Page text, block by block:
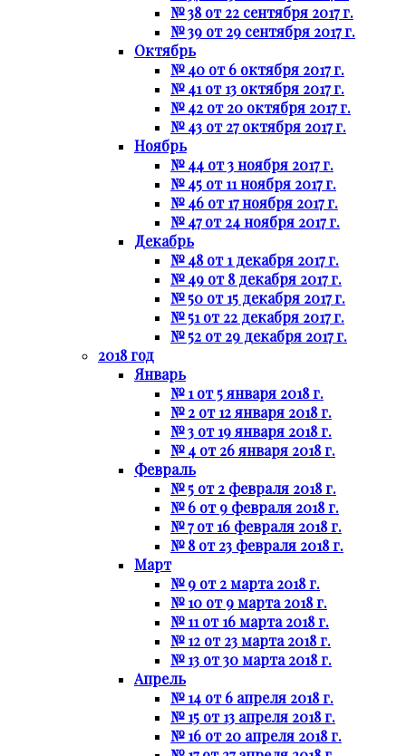
№ 38 от 22 сентября 2017 г.
№ 39 от 29 сентября 2017 г.
Октябрь
№ 40 от 6 октября 2017 г.
№ 41 от 13 октября 2017 г.
№ 42 от 20 октября 2017 г.
№ 43 от 27 октября 2017 г.
Ноябрь
№ 44 от 3 ноября 2017 г.
№ 45 от 11 ноября 2017 г.
№ 46 от 17 ноября 2017 г.
№ 47 от 24 ноября 2017 г.
Декабрь
№ 48 от 1 декабря 2017 г.
№ 49 от 8 декабря 2017 г.
№ 50 от 15 декабря 2017 г.
№ 51 от 22 декабря 2017 г.
№ 52 от 29 декабря 2017 г.
2018 год
Январь
№ 1 от 5 января 2018 г.
№ 2 от 12 января 2018 г.
№ 3 от 19 января 2018 г.
№ 4 от 26 января 2018 г.
Февраль
№ 5 от 2 февраля 2018 г.
№ 6 от 9 февраля 2018 г.
№ 7 от 16 февраля 2018 г.
№ 8 от 23 февраля 2018 г.
Март
№ 9 от 2 марта 2018 г.
№ 10 от 9 марта 2018 г.
№ 11 от 16 марта 2018 г.
№ 12 от 23 марта 2018 г.
№ 13 от 30 марта 2018 г.
Апрель
№ 14 от 6 апреля 2018 г.
№ 15 от 13 апреля 2018 г.
№ 16 от 20 апреля 2018 г.